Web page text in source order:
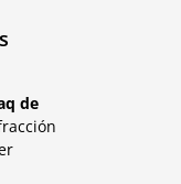
de